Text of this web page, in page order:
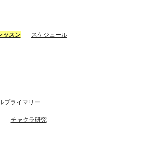
ッスン スケジュール
プライマリー
チャクラ研究